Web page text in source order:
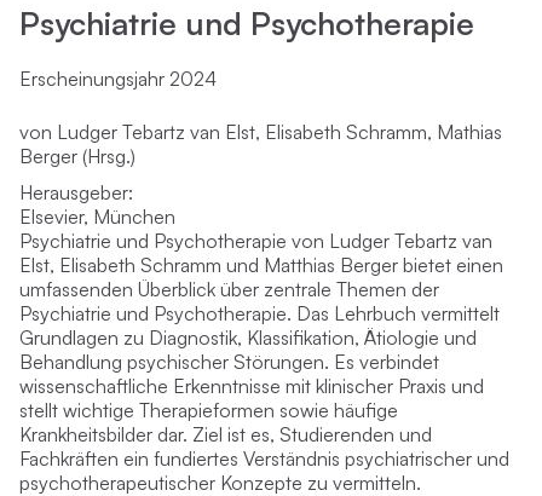
Psychiatrie und Psychotherapie
Erscheinungsjahr 2024
von Ludger Tebartz van Elst, Elisabeth Schramm, Mathias
Berger (Hrsg.)
Herausgeber:
Elsevier, München
Psychiatrie und Psychotherapie von Ludger Tebartz van
Elst, Elisabeth Schramm und Matthias Berger bietet einen
umfassenden Überblick über zentrale Themen der
Psychiatrie und Psychotherapie. Das Lehrbuch vermittelt
Grundlagen zu Diagnostik, Klassifikation, Ätiologie und
Behandlung psychischer Störungen. Es verbindet
wissenschaftliche Erkenntnisse mit klinischer Praxis und
stellt wichtige Therapieformen sowie häufige
Krankheitsbilder dar. Ziel ist es, Studierenden und
Fachkräften ein fundiertes Verständnis psychiatrischer und
psychotherapeutischer Konzepte zu vermitteln.